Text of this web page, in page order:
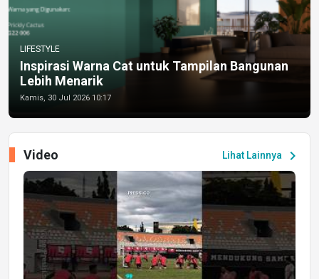
LIFESTYLE
Inspirasi Warna Cat untuk Tampilan Bangunan
Lebih Menarik
Kamis, 30 Jul 2026 10:17
Lihat Lainnya chevron_right
Video